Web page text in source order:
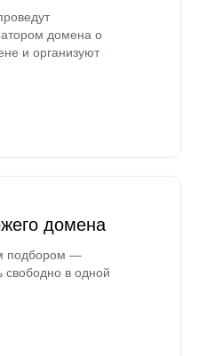
домена о
и организуют
домена
подбором —
в одной